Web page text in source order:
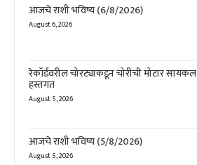
आजचे राशी भविष्य (6/8/2026)
August 6, 2026
रेकॉर्डवरील चोरट्याकडून चोरीची मोटार सायकल
हस्तगत
August 5, 2026
आजचे राशी भविष्य (5/8/2026)
August 5, 2026